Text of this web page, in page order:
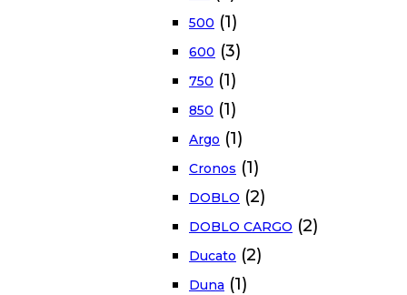
500 (1)
600 (3)
750 (1)
850 (1)
Argo (1)
Cronos (1)
DOBLO (2)
DOBLO CARGO (2)
Ducato (2)
Duna (1)